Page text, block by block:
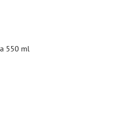
550 ml